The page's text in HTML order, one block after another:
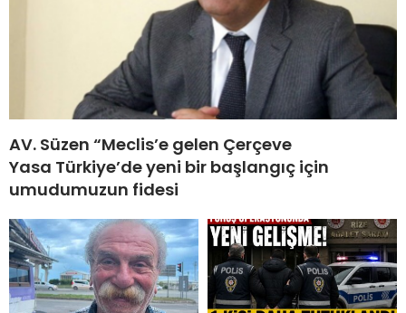
AV. Süzen “Meclis’e gelen Çerçeve
Yasa Türkiye’de yeni bir başlangıç için
umudumuzun fidesi